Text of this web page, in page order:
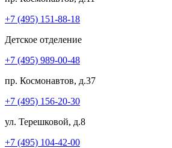
+7 (495) 151-88-18
Детское отделение
+7 (495) 989-00-48
пр. Космонавтов, д.37
+7 (495) 156-20-30
ул. Терешковой, д.8
+7 (495) 104-42-00